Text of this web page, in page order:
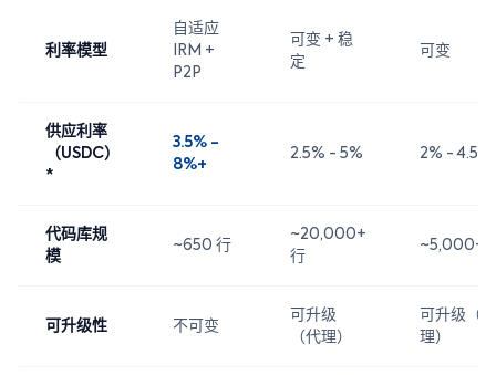
利率模型
自适应
IRM +
P2P
可变 + 稳
定
可变
供应利率
（USDC）
*
3.5% -
8%+
2.5% - 5% 2% - 4.5%
代码库规
模
~650 行
~20,000+
行
~5,000+
可升级性 不可变
可升级
（代理）
可升级（代
理）